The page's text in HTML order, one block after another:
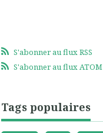
S'abonner au flux RSS
S'abonner au flux ATOM
Tags populaires